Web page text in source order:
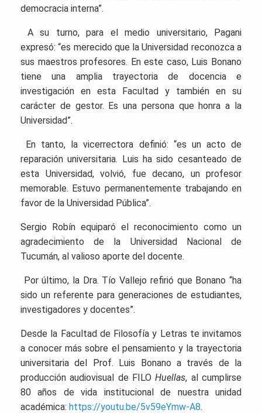
democracia interna”.
A su turno, para el medio universitario, Pagani
expresó: “es merecido que la Universidad reconozca a
sus maestros profesores. En este caso, Luis Bonano
tiene una amplia trayectoria de docencia e
investigación en esta Facultad y también en su
carácter de gestor. Es una persona que honra a la
Universidad”.
En tanto, la vicerrectora definió: “es un acto de
reparación universitaria. Luis ha sido cesanteado de
esta Universidad, volvió, fue decano, un profesor
memorable. Estuvo permanentemente trabajando en
favor de la Universidad Pública”.
Sergio Robín equiparó el reconocimiento como un
agradecimiento de la Universidad Nacional de
Tucumán, al valioso aporte del docente.
Por último, la Dra. Tío Vallejo refirió que Bonano “ha
sido un referente para generaciones de estudiantes,
investigadores y docentes”.
Desde la Facultad de Filosofía y Letras te invitamos
a conocer más sobre el pensamiento y la trayectoria
universitaria del Prof. Luis Bonano a través de la
producción audiovisual de FILOHuellas, al cumplirse
80 años de vida institucional de nuestra unidad
académica: https://youtu.be/5v59eYmw-A8.